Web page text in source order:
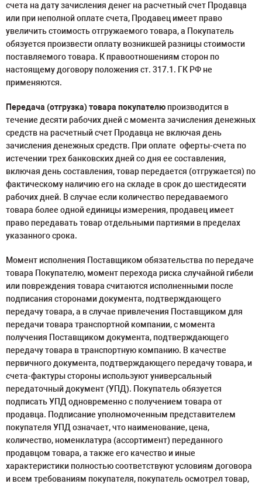
счета на дату зачисления денег на расчетный счет Продавца
или при неполной оплате счета, Продавец имеет право
увеличить стоимость отгружаемого товара, а Покупатель
обязуется произвести оплату возникшей разницы стоимости
поставляемого товара. К правоотношениям сторон по
настоящему договору положения ст. 317.1. ГК РФ не
применяются.
Передача (отгрузка) товара покупателю производится в
течение десяти рабочих дней с момента зачисления денежных
средств на расчетный счет Продавца не включая день
зачисления денежных средств. При оплате оферты-счета по
истечении трех банковских дней со дня ее составления,
включая день составления, товар передается (отгружается) по
фактическому наличию его на складе в срок до шестидесяти
рабочих дней. В случае если количество передаваемого
товара более одной единицы измерения, продавец имеет
право передавать товар отдельными партиями в пределах
указанного срока.
Момент исполнения Поставщиком обязательства по передаче
товара Покупателю, момент перехода риска случайной гибели
или повреждения товара считаются исполненными после
подписания сторонами документа, подтверждающего
передачу товара, а в случае привлечения Поставщиком для
передачи товара транспортной компании, с момента
получения Поставщиком документа, подтверждающего
передачу товара в транспортную компанию. В качестве
первичного документа, подтверждающего передачу товара, и
счета-фактуры стороны используют универсальный
передаточный документ (УПД). Покупатель обязуется
подписать УПД одновременно с получением товара от
продавца. Подписание уполномоченным представителем
покупателя УПД означает, что наименование, цена,
количество, номенклатура (ассортимент) переданного
продавцом товара, а также его качество и иные
характеристики полностью соответствуют условиям договора
и всем требованиям покупателя, покупатель осмотрел товар,